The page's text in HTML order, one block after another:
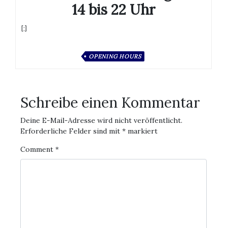
14 bis 22 Uhr
[:]
OPENING HOURS
Schreibe einen Kommentar
Deine E-Mail-Adresse wird nicht veröffentlicht.
Erforderliche Felder sind mit * markiert
Comment *